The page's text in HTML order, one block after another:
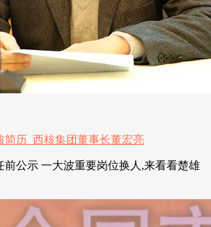
前公示 一大波重要岗位换人,来看看楚雄